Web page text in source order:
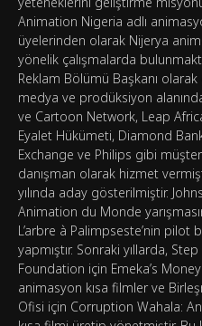
Animation Nigeria adlı
üyelerinden olarak Nijerya
yönelik çalışmalarda
Reklam Bölümü Başkanı
medya ve prodüksiyon
ve Cartoon Network, Leap
Eyalet Hükümeti, Diamond
Exchange ve Philips gibi
danışman olarak hizmet
yılında aday gösterilmiştir.
Animation du Monde
L’arbre à Palimpseste’nin pilot
yapmıştır. Sonraki yıllarda,
Foundation için Emeka’s
animasyon kısa filmler ve
Ofisi için Corruption Wahala: